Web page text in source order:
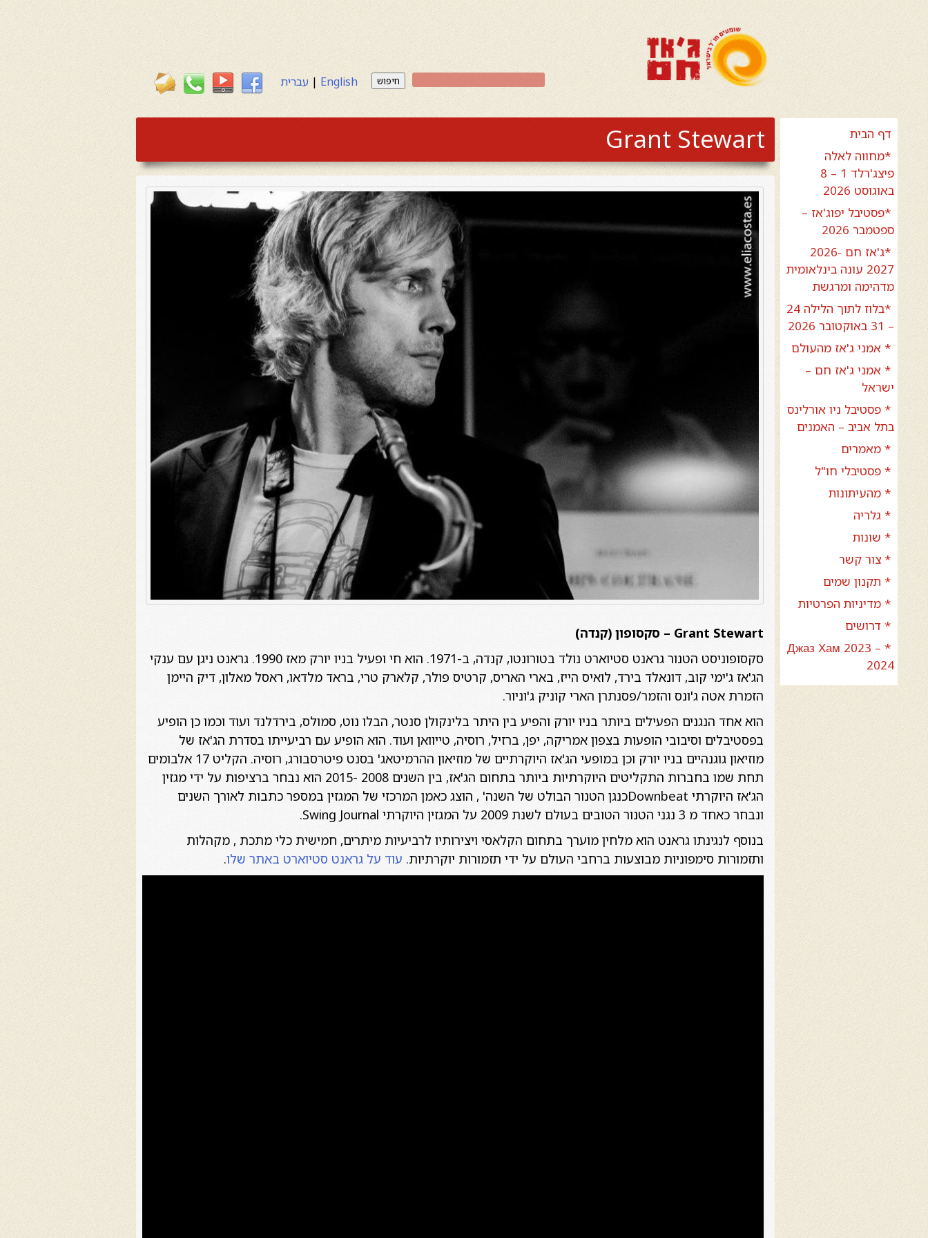
English
|עברית חיפוש
דף הבית
*מחווה לאלה
פיצג'רלד 1 – 8
באוגוסט 2026
*פסטיבל יפוג'אז –
ספטמבר 2026
*ג'אז חם 2026-
2027 עונה בינלאומית
מדהימה ומרגשת
*בלוז לתוך הלילה 24
– 31 באוקטובר 2026
* אמני ג'אז מהעולם
* אמני ג'אז חם –
ישראל
* פסטיבל ניו אורלינס
בתל אביב – האמנים
* מאמרים
* פסטיבלי חו"ל
* מהעיתונות
* גלריה
* שונות
* צור קשר
* תקנון שמים
* מדיניות הפרטיות
* דרושים
* Джаз Хам 2023 –
2024
Grant Stewart
Grant Stewart – סקסופון (קנדה)
סקסופוניסט הטנור גראנט סטיוארט נולד בטורונטו, קנדה, ב-1971. הוא חי ופעיל בניו יורק מאז 1990. גראנט ניגן עם ענקי
הג'אז ג'ימי קוב, דונאלד בירד, לואיס הייז, בארי האריס, קרטיס פולר, קלארק טרי, בראד מלדאו, ראסל מאלון, דיק היימן
הזמרת אטה ג'ונס והזמר/פסנתרן הארי קוניק ג'וניור.
הוא אחד הנגנים הפעילים ביותר בניו יורק והפיע בין היתר בלינקולן סנטר, הבלו נוט, סמולס, בירדלנד ועוד וכמו כן הופיע
בפסטיבלים וסיבובי הופעות בצפון אמריקה, יפן, ברזיל, רוסיה, טייוואן ועוד. הוא הופיע עם רביעייתו בסדרת הג'אז של
מוזיאון גוגנהיים בניו יורק וכן במופעי הג'אז היוקרתיים של מוזיאון ההרמיטאג' בסנט פיטרסבורג, רוסיה. הקליט 17 אלבומים
תחת שמו בחברות התקליטים היוקרתיות ביותר בתחום הג'אז, בין השנים 2008 -2015 הוא נבחר ברציפות על ידי מגזין
הג'אז היוקרתי Downbeatכנגן הטנור הבולט של השנה' , הוצג כאמן המרכזי של המגזין במספר כתבות לאורך השנים
ונבחר כאחד מ 3 נגני הטנור הטובים בעולם לשנת 2009 על המגזין היוקרתי Swing Journal.
בנוסף לנגינתו גראנט הוא מלחין מוערך בתחום הקלאסי ויצירותיו לרביעיות מיתרים, חמישית כלי מתכת , מקהלות
ותזמורות סימפוניות מבוצעות ברחבי העולם על ידי תזמורות יוקרתיות. עוד על גראנט סטיוארט באתר שלו.